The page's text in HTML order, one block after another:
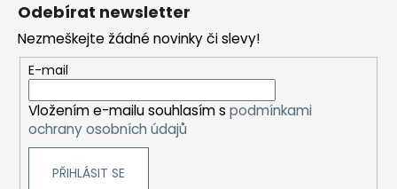
Odebírat newsletter
Nezmeškejte žádné novinky či slevy!
E-mail
Vložením e-mailu souhlasím s podmínkami
ochrany osobních údajů
PŘIHLÁSIT SE